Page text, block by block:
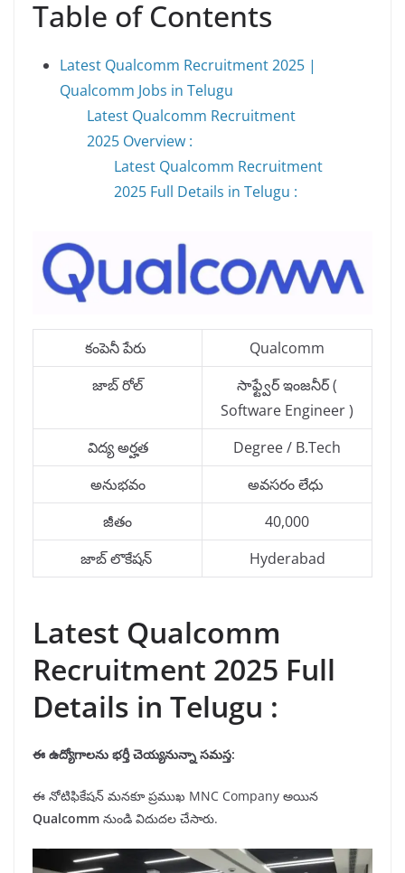
Table of Contents
Latest Qualcomm Recruitment 2025 |
Qualcomm Jobs in Telugu
Latest Qualcomm Recruitment
2025 Overview :
Latest Qualcomm Recruitment
2025 Full Details in Telugu :
కంపెనీ పేరు
Qualcomm
జాబ్ రోల్
సాఫ్ట్వేర్ ఇంజనీర్ (
Software Engineer )
విద్య అర్హత
Degree / B.Tech
అనుభవం
అవసరం లేధు
జీతం
40,000
జాబ్ లొకేషన్
Hyderabad
Latest Qualcomm
Recruitment 2025 Full
Details in Telugu :
ఈ ఉద్యోగాలను భర్తీచెయ్యనున్నా సమస్త:
ఈ నోటిఫికేషన్ మనకూ ప్రముఖ MNC Company అయిన
Qualcomm నుండి విదుదల చేసారు.